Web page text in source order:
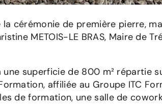
cérémonie de première pierre,
METOIS-LE BRAS, Maire de
une superficie de 800 m²
affiliée au Groupe ITC
de formation, une salle de